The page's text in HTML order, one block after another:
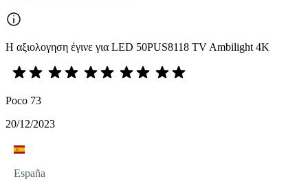
Η αξιολογηση έγινε για LED 50PUS8118 TV Ambilight 4K
Poco 73
20/12/2023
España